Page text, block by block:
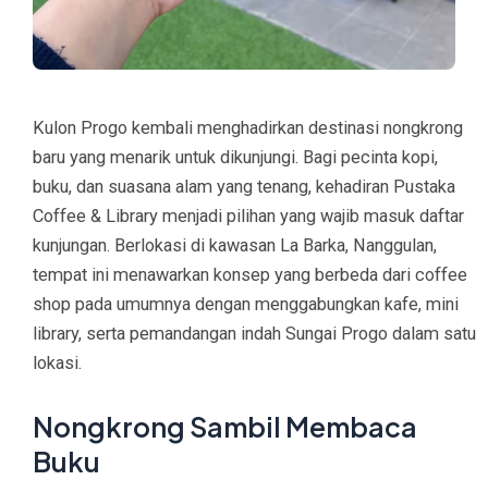
Kulon Progo kembali menghadirkan destinasi nongkrong
baru yang menarik untuk dikunjungi. Bagi pecinta kopi,
buku, dan suasana alam yang tenang, kehadiran Pustaka
Coffee & Library menjadi pilihan yang wajib masuk daftar
kunjungan. Berlokasi di kawasan La Barka, Nanggulan,
tempat ini menawarkan konsep yang berbeda dari coffee
shop pada umumnya dengan menggabungkan kafe, mini
library, serta pemandangan indah Sungai Progo dalam satu
lokasi.
Nongkrong Sambil Membaca
Buku